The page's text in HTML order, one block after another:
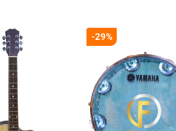
-29%